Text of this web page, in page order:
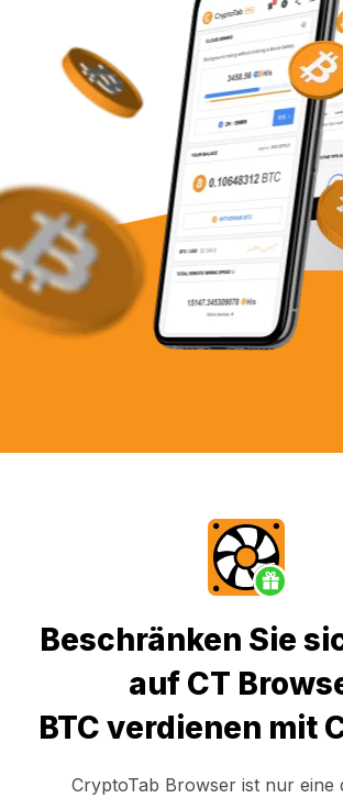
Beschränken Sie
auf CT
BTC verdienen mit
CryptoTab Browser ist nur eine